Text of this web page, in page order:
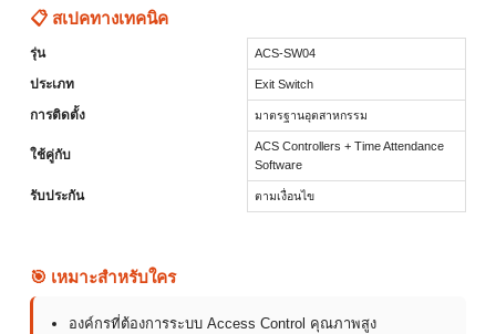
📋 สเปคทางเทคนิค
รุ่น ACS-SW04
ประเภท Exit Switch
การติดตั้ง มาตรฐานอุตสาหกรรม
ใช้คู่กับ
ACS Controllers + Time Attendance
Software
รับประกัน ตามเงื่อนไข
🎯 เหมาะสำหรับใคร
องค์กรที่ต้องการระบบ Access Control คุณภาพสูง